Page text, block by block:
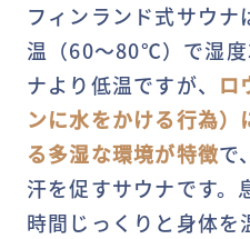
フィンランド式サウ
温（60～80℃）で湿
ナより低温ですが、 ロ
ンに水をかける行為）
る多湿な環境が特徴で
汗を促すサウナです。
時間じっくりと身体を